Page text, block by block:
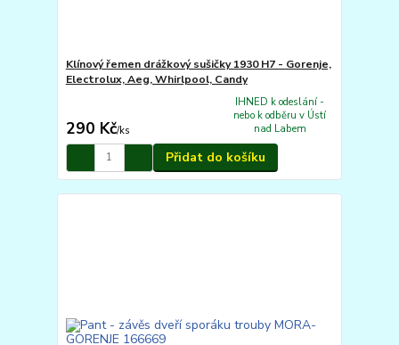
Klínový řemen drážkový sušičky 1930 H7 - Gorenje,
Electrolux, Aeg, Whirlpool, Candy
290 Kč/ks
IHNED k odeslání -
nebo k odběru v Ústí
nad Labem
Přidat do košíku